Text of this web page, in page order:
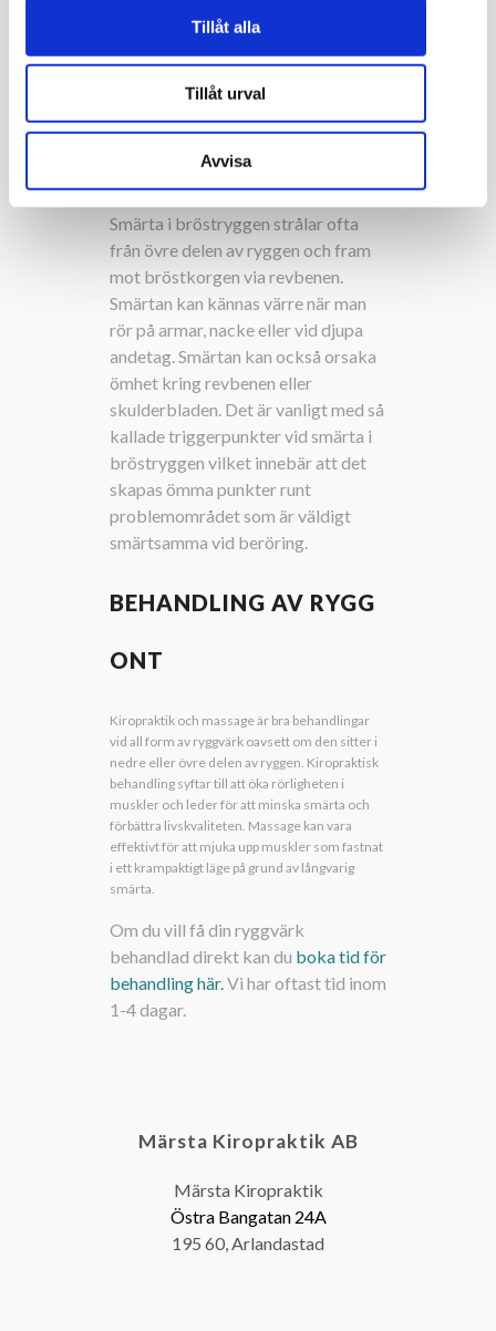
Tillåt alla
Tillåt urval
Avvisa
Smärta i nedre delen av ryggen (ländryggen)
känns oftast som en molande trötthetskänsla i
svanken med inslag av huggande eller
mitt i ryggen, åt sidorna samt stråla nedåt
rumpan eller fram mot magen.
ischiasnerven vilket då ger symtom i form av
Smärta i bröstryggen strålar ofta
från övre delen av ryggen och fram
mot bröstkorgen via revbenen.
Smärtan kan kännas värre när man
rör på armar, nacke eller vid djupa
andetag. Smärtan kan också orsaka
ömhet kring revbenen eller
skulderbladen. Det är vanligt med så
kallade triggerpunkter vid smärta i
bröstryggen vilket innebär att det
skapas ömma punkter runt
problemområdet som är väldigt
smärtsamma vid beröring.
BEHANDLING AV RYGG
ONT
Kiropraktik och massage är bra behandlingar
vid all form av ryggvärk oavsett om den sitter i
nedre eller övre delen av ryggen. Kiropraktisk
behandling syftar till att öka rörligheten i
muskler och leder för att minska smärta och
förbättra livskvaliteten. Massage kan vara
effektivt för att mjuka upp muskler som fastnat
i ett krampaktigt läge på grund av långvarig
smärta.
Om du vill få din ryggvärk
behandlad direkt kan du boka tid för
behandling här.Vi har oftast tid inom
1-4 dagar.
Märsta Kiropraktik AB
Märsta Kiropraktik
Östra Bangatan 24A
195 60, Arlandastad